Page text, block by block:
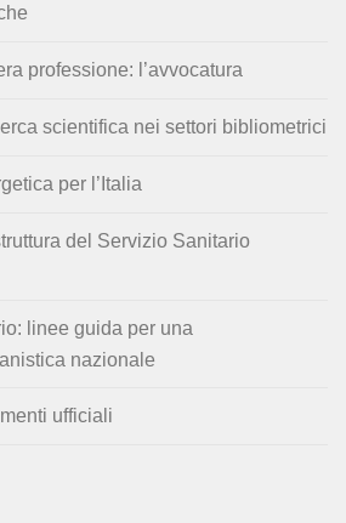
professione: l’avvocatura
scientifica nei settori bibliometrici
per l’Italia
del Servizio Sanitario
linee guida per una
nazionale
ufficiali